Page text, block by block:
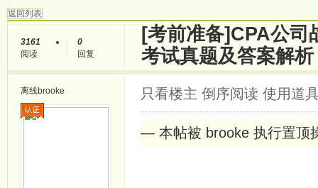
返回列表
3161
阅读
0
回复
[考前准备] CPA公司
考试真题及答案解
离线brooke 只看楼主 倒序阅读 使用道
— 本帖被 brooke 执行置顶